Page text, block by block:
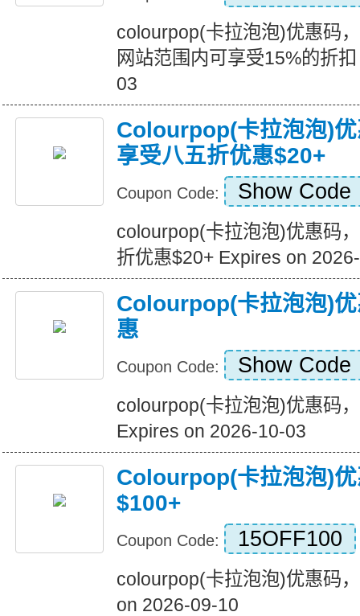
colourpop(卡拉泡泡)优惠码
网站范围内可享受15%的折
03
Colourpop(卡拉泡泡)
享受八五折优惠$20+
Coupon Code: Show Code
colourpop(卡拉泡泡)优惠码
折优惠$20+ Expires on
Colourpop(卡拉泡泡)
惠
Coupon Code: Show Code
colourpop(卡拉泡泡)优惠码
Expires on 2026-10-03
Colourpop(卡拉泡泡)
$100+
Coupon Code: 15OFF100
colourpop(卡拉泡泡)优惠码
on 2026-09-10